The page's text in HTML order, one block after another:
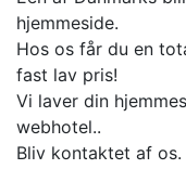
hjemmeside.
Hos os får du en
fast lav pris!
Vi laver din
webhotel..
Bliv kontaktet af os.